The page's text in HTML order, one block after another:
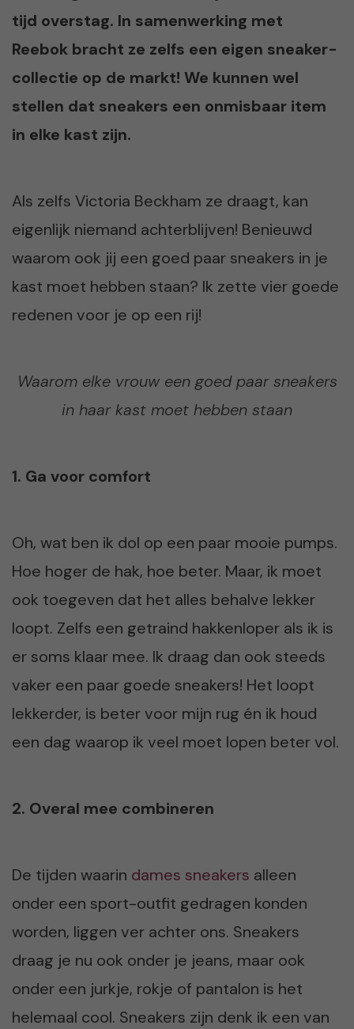
tijd overstag. In samenwerking met
Reebok bracht ze zelfs een eigen sneaker-
collectie op de markt! We kunnen wel
stellen dat sneakers een onmisbaar item
in elke kast zijn.
Als zelfs Victoria Beckham ze draagt, kan
eigenlijk niemand achterblijven! Benieuwd
waarom ook jij een goed paar sneakers in je
kast moet hebben staan? Ik zette vier goede
redenen voor je op een rij!
Waarom elke vrouw een goed paar sneakers
in haar kast moet hebben staan
1. Ga voor comfort
Oh, wat ben ik dol op een paar mooie pumps.
Hoe hoger de hak, hoe beter. Maar, ik moet
ook toegeven dat het alles behalve lekker
loopt. Zelfs een getraind hakkenloper als ik is
er soms klaar mee. Ik draag dan ook steeds
vaker een paar goede sneakers! Het loopt
lekkerder, is beter voor mijn rug én ik houd
een dag waarop ik veel moet lopen beter vol.
2. Overal mee combineren
De tijden waarin dames sneakers alleen
onder een sport-outfit gedragen konden
worden, liggen ver achter ons. Sneakers
draag je nu ook onder je jeans, maar ook
onder een jurkje, rokje of pantalon is het
helemaal cool. Sneakers zijn denk ik een van